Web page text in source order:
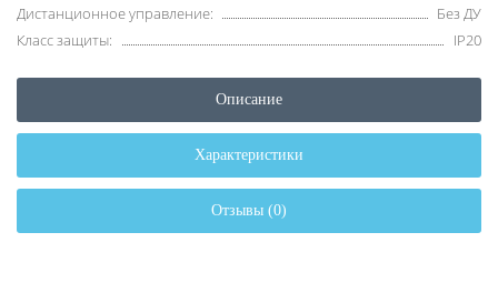
Дистанционное управление:
Без ДУ
Класс защиты:
IP20
Описание
Характеристики
Отзывы (0)